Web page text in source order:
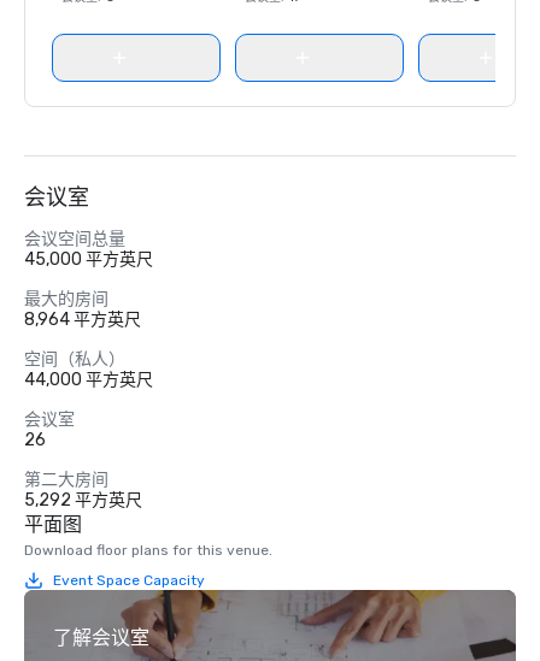
会议室
会议空间总量
45,000 平方英尺
最大的房间
8,964 平方英尺
空间（私人）
44,000 平方英尺
会议室
26
第二大房间
5,292 平方英尺
平面图
Download floor plans for this venue.
Event Space Capacity
了解会议室